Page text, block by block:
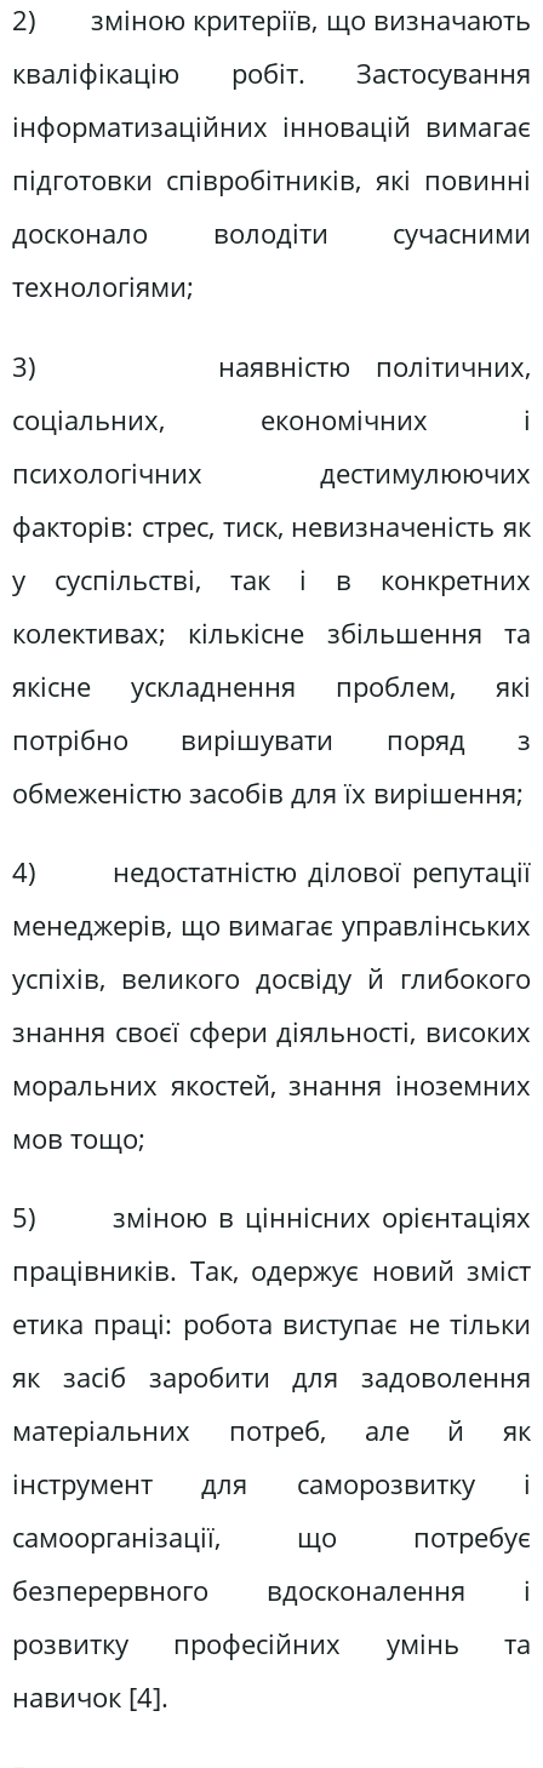
2) зміною критеріїв, що визначають
кваліфікацію робіт. Застосування
інформатизаційних інновацій вимагає
підготовки співробітників, які повинні
досконало володіти сучасними
технологіями;
3) наявністю політичних,
соціальних, економічних і
психологічних дестимулюючих
факторів: стрес, тиск, невизначеність як
у суспільстві, так і в конкретних
колективах; кількісне збільшення та
якісне ускладнення проблем, які
потрібно вирішувати поряд з
обмеженістю засобів для їх вирішення;
4) недостатністю ділової репутації
менеджерів, що вимагає управлінських
успіхів, великого досвіду й глибокого
знання своєї сфери діяльності, високих
моральних якостей, знання іноземних
мов тощо;
5) зміною в ціннісних орієнтаціях
працівників. Так, одержує новий зміст
етика праці: робота виступає не тільки
як засіб заробити для задоволення
матеріальних потреб, але й як
інструмент для саморозвитку і
самоорганізації, що потребує
безперервного вдосконалення і
розвитку професійних умінь та
навичок [4].